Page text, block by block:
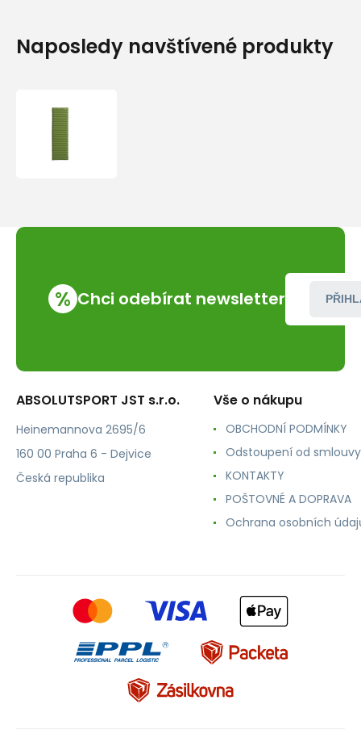
Naposledy navštívené produkty
% Chci odebírat newsletter
ABSOLUTSPORT JST s.r.o.
Heinemannova 2695/6
160 00 Praha 6 - Dejvice
Česká republika
Vše o nákupu
OBCHODNÍ PODMÍNKY
Odstoupení od smlouvy
KONTAKTY
POŠTOVNÉ A DOPRAVA
Ochrana osobních